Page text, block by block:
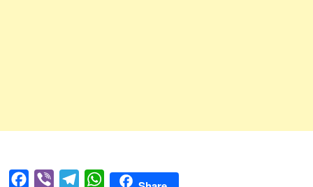
Facebook
Viber TelegramWhatsApp